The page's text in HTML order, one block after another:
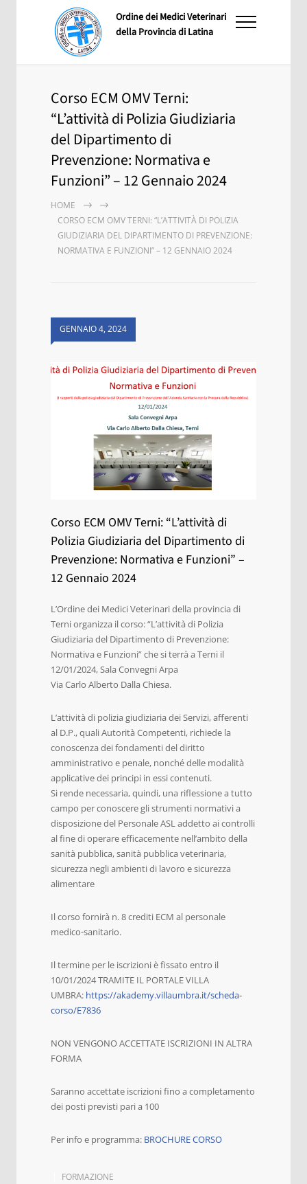
Ordine dei Medici Veterinari
della Provincia di Latina
Corso ECM OMV Terni:
“L’attività di Polizia Giudiziaria
del Dipartimento di
Prevenzione: Normativa e
Funzioni” – 12 Gennaio 2024
HOME
CORSO ECM OMV TERNI: “L’ATTIVITÀ DI POLIZIA
GIUDIZIARIA DEL DIPARTIMENTO DI PREVENZIONE:
NORMATIVA E FUNZIONI” – 12 GENNAIO 2024
GENNAIO 4, 2024
Corso ECM OMV Terni: “L’attività di
Polizia Giudiziaria del Dipartimento di
Prevenzione: Normativa e Funzioni” –
12 Gennaio 2024
L’Ordine dei Medici Veterinari della provincia di
Terni organizza il corso: “L’attività di Polizia
Giudiziaria del Dipartimento di Prevenzione:
Normativa e Funzioni” che si terrà a Terni il
12/01/2024, Sala Convegni Arpa
Via Carlo Alberto Dalla Chiesa.
L’attività di polizia giudiziaria dei Servizi, afferenti
al D.P., quali Autorità Competenti, richiede la
conoscenza dei fondamenti del diritto
amministrativo e penale, nonché delle modalità
applicative dei principi in essi contenuti.
Si rende necessaria, quindi, una riflessione a tutto
campo per conoscere gli strumenti normativi a
disposizione del Personale ASL addetto ai controlli
al fine di operare efficacemente nell’ambito della
sanità pubblica, sanità pubblica veterinaria,
sicurezza negli ambienti di lavoro e sicurezza
alimentare
Il corso fornirà n. 8 crediti ECM al personale
medico-sanitario.
Il termine per le iscrizioni è fissato entro il
10/01/2024 TRAMITE IL PORTALE VILLA
UMBRA: https://akademy.villaumbra.it/scheda-
corso/E7836
NON VENGONO ACCETTATE ISCRIZIONI IN ALTRA
FORMA
Saranno accettate iscrizioni fino a completamento
dei posti previsti pari a 100
Per info e programma: BROCHURE CORSO
FORMAZIONE